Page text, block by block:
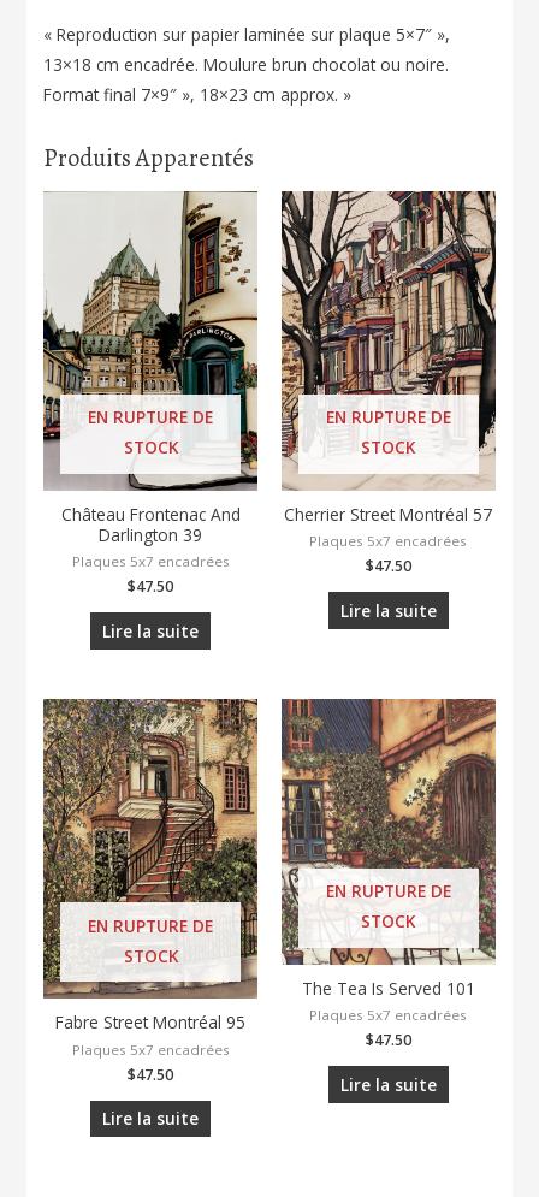
« Reproduction sur papier laminée sur plaque 5×7″ »,
13×18 cm encadrée. Moulure brun chocolat ou noire.
Format final 7×9″ », 18×23 cm approx. »
Produits Apparentés
EN RUPTURE DE
STOCK
Château Frontenac And
Darlington 39
Plaques 5x7 encadrées
$47.50
Lire la suite
EN RUPTURE DE
STOCK
Cherrier Street Montréal 57
Plaques 5x7 encadrées
$47.50
Lire la suite
EN RUPTURE DE
STOCK
Fabre Street Montréal 95
Plaques 5x7 encadrées
$47.50
Lire la suite
EN RUPTURE DE
STOCK
The Tea Is Served 101
Plaques 5x7 encadrées
$47.50
Lire la suite